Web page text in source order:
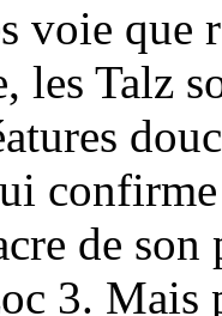
voie que
les Talz
de
3. Mais